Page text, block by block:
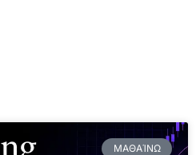
ΜΑΘΑΊΝΩ